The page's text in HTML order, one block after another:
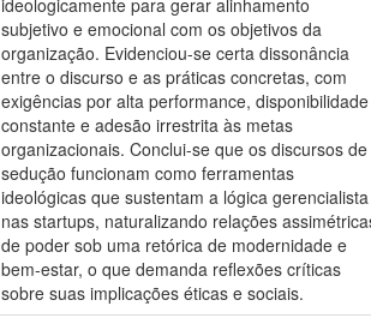
ideologicamente para gerar alinhamento
subjetivo e emocional com os objetivos da
organização. Evidenciou-se certa dissonância
entre o discurso e as práticas concretas, com
exigências por alta performance, disponibilidade
constante e adesão irrestrita às metas
organizacionais. Conclui-se que os discursos de
sedução funcionam como ferramentas
ideológicas que sustentam a lógica gerencialista
nas startups, naturalizando relações
de poder sob uma retórica de modernidade e
bem-estar, o que demanda reflexões críticas
sobre suas implicações éticas e sociais.